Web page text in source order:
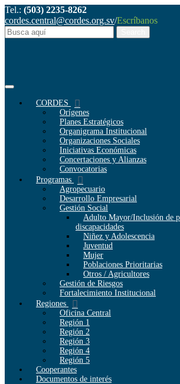
Tel.: (503) 2235-8262
cordes.central@cordes.org.sv/Escríbanos
CORDES
Orígenes
Planes Estratégicos
Organigrama Institucional
Organizaciones Sociales
Iniciativas Económicas
Concertaciones y Alianzas
Convocatorias
Programas
Agropecuario
Desarrollo Empresarial
Gestión Social
Adulto Mayor/Inclusión de
discapacidades
Niñez y Adolescencia
Juventud
Mujer
Poblaciones Prioritarias
Otros / Agricultores
Gestión de Riesgos
Fortalecimiento Institucional
Regiones
Oficina Central
Región 1
Región 2
Región 3
Región 4
Región 5
Cooperantes
Documentos de interés